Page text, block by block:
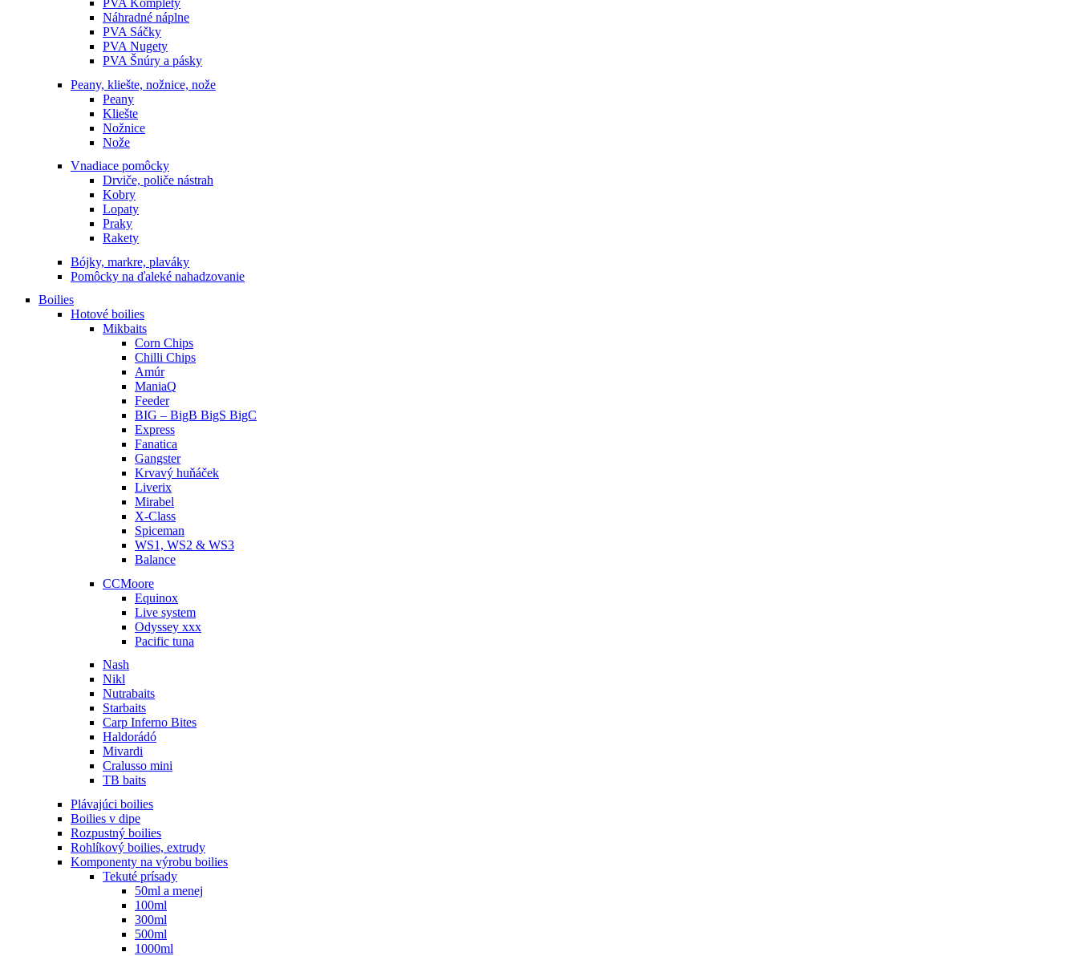
PVA Komplety
Náhradné náplne
PVA Sáčky
PVA Nugety
PVA Šnúry a pásky
Peany, kliešte, nožnice, nože
Peany
Kliešte
Nožnice
Nože
Vnadiace pomôcky
Drviče, poliče nástrah
Kobry
Lopaty
Praky
Rakety
Bójky, markre, plaváky
Pomôcky na ďaleké nahadzovanie
Boilies
Hotové boilies
Mikbaits
Corn Chips
Chilli Chips
Amúr
ManiaQ
Feeder
BIG – BigB BigS BigC
Express
Fanatica
Gangster
Krvavý huňáček
Liverix
Mirabel
X-Class
Spiceman
WS1, WS2 & WS3
Balance
CCMoore
Equinox
Live system
Odyssey xxx
Pacific tuna
Nash
Nikl
Nutrabaits
Starbaits
Carp Inferno Bites
Haldorádó
Mivardi
Cralusso mini
TB baits
Plávajúci boilies
Boilies v dipe
Rozpustný boilies
Rohlíkový boilies, extrudy
Komponenty na výrobu boilies
Tekuté prísady
50ml a menej
100ml
300ml
500ml
1000ml